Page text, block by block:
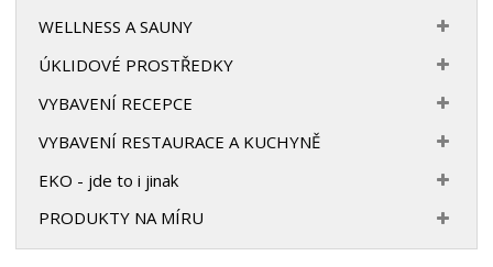
WELLNESS A SAUNY
ÚKLIDOVÉ PROSTŘEDKY
VYBAVENÍ RECEPCE
VYBAVENÍ RESTAURACE A KUCHYNĚ
EKO - jde to i jinak
PRODUKTY NA MÍRU